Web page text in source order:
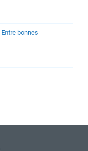
Entre bonnes